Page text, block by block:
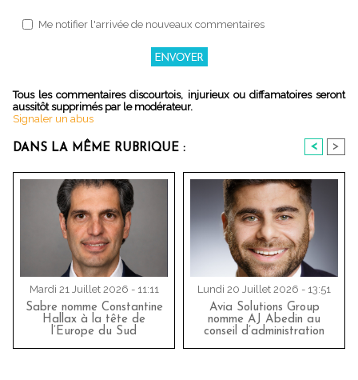
Me notifier l'arrivée de nouveaux commentaires
Tous les commentaires discourtois, injurieux ou diffamatoires seront
aussitôt supprimés par le modérateur.
Signaler un abus
DANS LA MÊME RUBRIQUE : < >
Mardi 21 Juillet 2026 - 11:11
Sabre nomme Constantine
Hallax à la tête de
l’Europe du Sud
Lundi 20 Juillet 2026 - 13:51
Avia Solutions Group
nomme AJ Abedin au
conseil d’administration